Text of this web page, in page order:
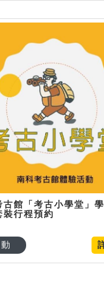
古館「考古小學堂」
裝行程預約